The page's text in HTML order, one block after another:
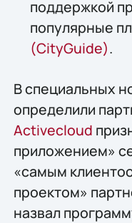
поддержкой
популярные
(CityGuide).
В специальных
определили
Activecloud
приложением»
«самым
проектом»
назвал